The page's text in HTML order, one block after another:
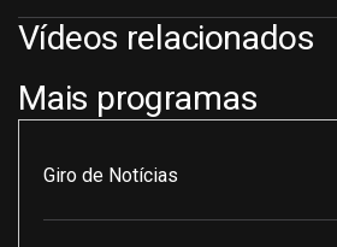
Vídeos relacionados
Mais programas
Giro de Notícias